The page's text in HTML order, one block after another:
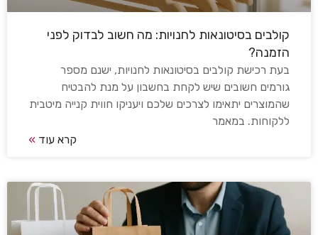
קולבים בסיטונאות לחנויות: מה חשוב לבדוק לפני
הזמנה?
בעת רכישת קולבים בסיטונאות לחנויות, ישנם מספר
גורמים חשובים שיש לקחת בחשבון על מנת להבטיח
שהמוצרים יתאימו לצרכים שלכם ויעניקו חווית קנייה מיטבית
ללקוחות. במאמר
קרא עוד »